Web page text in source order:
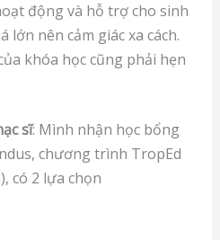
động và hỗ trợ cho sinh
lớn nên cảm giác xa cách.
khóa học cũng phải hẹn
sĩ: Mình nhận học bổng
chương trình TropEd
có 2 lựa chọn